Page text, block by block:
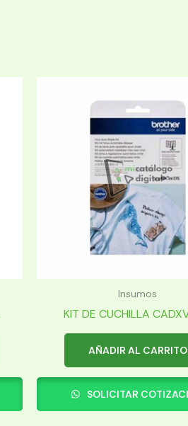
Insumos
KIT DE CUCHILLA
AÑADIR AL CARRITO
SOLICITAR